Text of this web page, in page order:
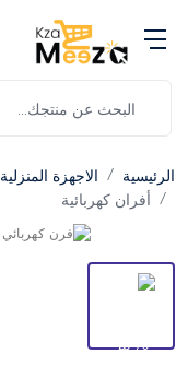
الرئيسية الاجهزة المنزلية
أفران كهربائية